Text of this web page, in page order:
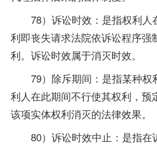
78）诉讼时效：是指权利人
利即丧失请求法院依诉讼程序强
利。诉讼时效属于消灭时效。
79）除斥期间：是指某种权
利人在此期间不行使其权利，预
该项实体权利消灭的法律效果。
80）诉讼时效中止：是指在